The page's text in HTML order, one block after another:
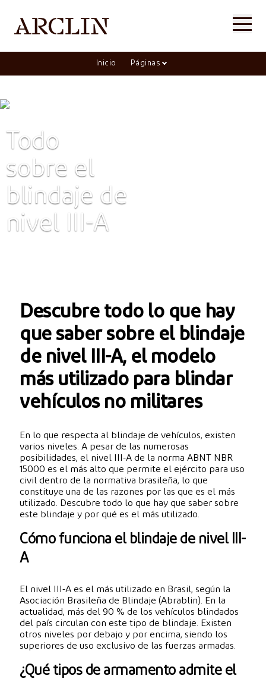
Inicio Páginas
Todo
sobre el
blindaje de
nivel III-A
Descubre todo lo que hay
que saber sobre el blindaje
de nivel III-A, el modelo
más utilizado para blindar
vehículos no militares
En lo que respecta al blindaje de vehículos, existen
varios niveles. A pesar de las numerosas
posibilidades, el nivel III-A de la norma ABNT NBR
15000 es el más alto que permite el ejército para uso
civil dentro de la normativa brasileña, lo que
constituye una de las razones por las que es el más
utilizado. Descubre todo lo que hay que saber sobre
este blindaje y por qué es el más utilizado.
Cómo funciona el blindaje de nivel III-
A
El nivel III-A es el más utilizado en Brasil, según la
Asociación Brasileña de Blindaje (Abrablin). En la
actualidad, más del 90 % de los vehículos blindados
del país circulan con este tipo de blindaje. Existen
otros niveles por debajo y por encima, siendo los
superiores de uso exclusivo de las fuerzas armadas.
¿Qué tipos de armamento admite el